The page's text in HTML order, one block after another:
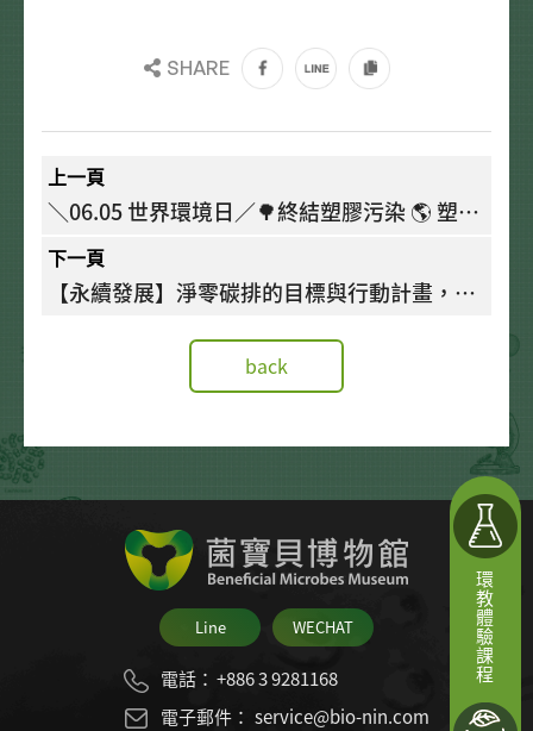
SHARE
上一頁
＼06.05 世界環境日／🌳終結塑膠污染 🌎 塑戰
速決♻️
下一頁
【永續發展】淨零碳排的目標與行動計畫，邁
back
Line WECHAT
電話： +886 3 9281168
電子郵件： service@bio-nin.com
環教體驗課程